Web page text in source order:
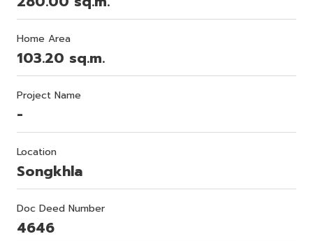
Home Area
103.20 sq.m.
Project Name
-
Location
Songkhla
Doc Deed Number
4646